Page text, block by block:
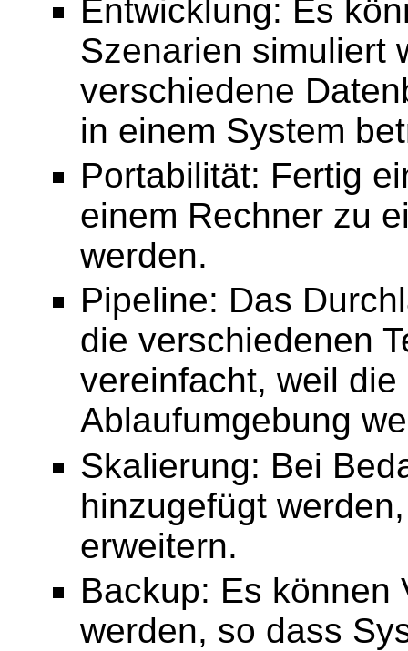
Entwicklung: Es
Szenarien simuliert
verschiedene
in einem System
Portabilität: Fertig
einem Rechner zu
werden.
Pipeline: Das
die verschiedenen
vereinfacht, weil
Ablaufumgebung
Skalierung: Bei
hinzugefügt
erweitern.
Backup: Es können
werden, so dass